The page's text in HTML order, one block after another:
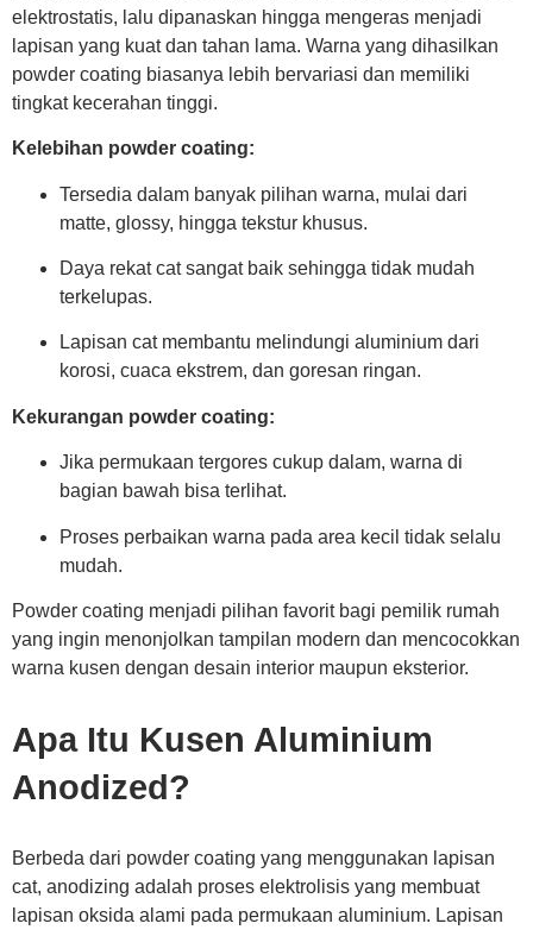
elektrostatis, lalu dipanaskan hingga mengeras menjadi
lapisan yang kuat dan tahan lama. Warna yang dihasilkan
powder coating biasanya lebih bervariasi dan memiliki
tingkat kecerahan tinggi.
Kelebihan powder coating:
Tersedia dalam banyak pilihan warna, mulai dari
matte, glossy, hingga tekstur khusus.
Daya rekat cat sangat baik sehingga tidak mudah
terkelupas.
Lapisan cat membantu melindungi aluminium dari
korosi, cuaca ekstrem, dan goresan ringan.
Kekurangan powder coating:
Jika permukaan tergores cukup dalam, warna di
bagian bawah bisa terlihat.
Proses perbaikan warna pada area kecil tidak selalu
mudah.
Powder coating menjadi pilihan favorit bagi pemilik rumah
yang ingin menonjolkan tampilan modern dan mencocokkan
warna kusen dengan desain interior maupun eksterior.
Apa Itu Kusen Aluminium
Anodized?
Berbeda dari powder coating yang menggunakan lapisan
cat, anodizing adalah proses elektrolisis yang membuat
lapisan oksida alami pada permukaan aluminium. Lapisan